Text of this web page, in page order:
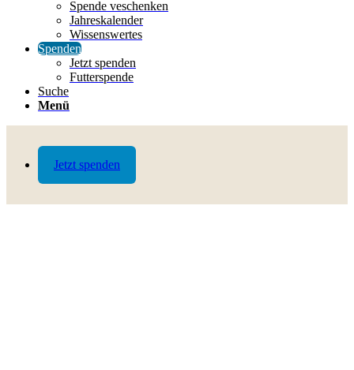
Jetzt spenden
Spende veschenken
Jahreskalender
Wissenswertes
Spenden
Jetzt spenden
Futterspende
Suche
Menü